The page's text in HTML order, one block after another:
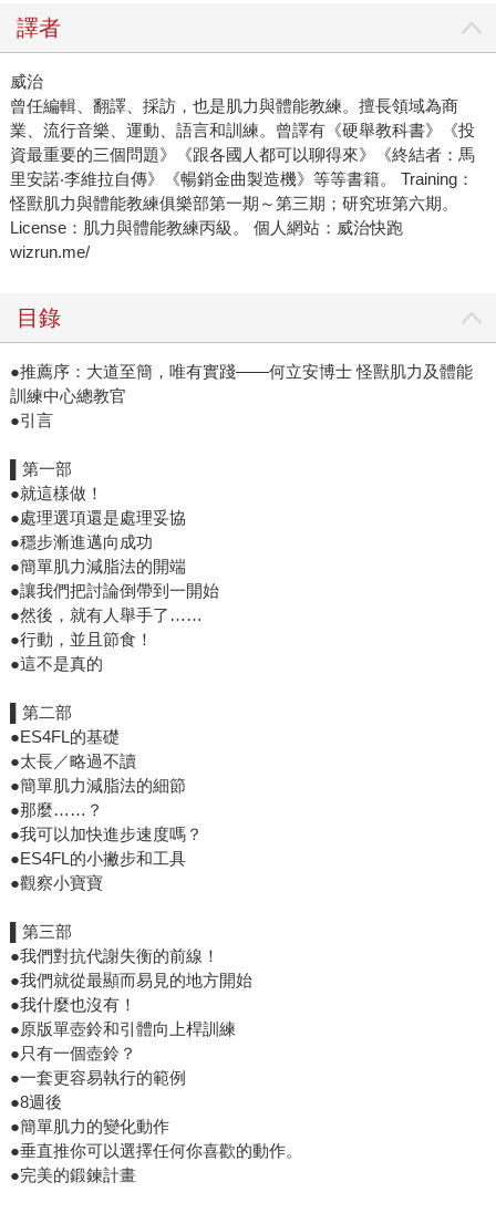
譯者
威治
曾任編輯、翻譯、採訪，也是肌力與體能教練。擅長領域為商
業、流行音樂、運動、語言和訓練。曾譯有《硬舉教科書》《投
資最重要的三個問題》《跟各國人都可以聊得來》《終結者：馬
里安諾‧李維拉自傳》《暢銷金曲製造機》等等書籍。 Training：
怪獸肌力與體能教練俱樂部第一期～第三期；研究班第六期。
License：肌力與體能教練丙級。 個人網站：威治快跑
wizrun.me/
目錄
●推薦序：大道至簡，唯有實踐——何立安博士 怪獸肌力及體能
訓練中心總教官
●引言
▌第一部
●就這樣做！
●處理選項還是處理妥協
●穩步漸進邁向成功
●簡單肌力減脂法的開端
●讓我們把討論倒帶到一開始
●然後，就有人舉手了……
●行動，並且節食！
●這不是真的
▌第二部
●ES4FL的基礎
●太長／略過不讀
●簡單肌力減脂法的細節
●那麼……？
●我可以加快進步速度嗎？
●ES4FL的小撇步和工具
●觀察小寶寶
▌第三部
●我們對抗代謝失衡的前線！
●我們就從最顯而易見的地方開始
●我什麼也沒有！
●原版單壺鈴和引體向上桿訓練
●只有一個壺鈴？
●一套更容易執行的範例
●8週後
●簡單肌力的變化動作
●垂直推你可以選擇任何你喜歡的動作。
●完美的鍛鍊計畫